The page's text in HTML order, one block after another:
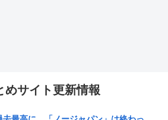
めサイト更新情報